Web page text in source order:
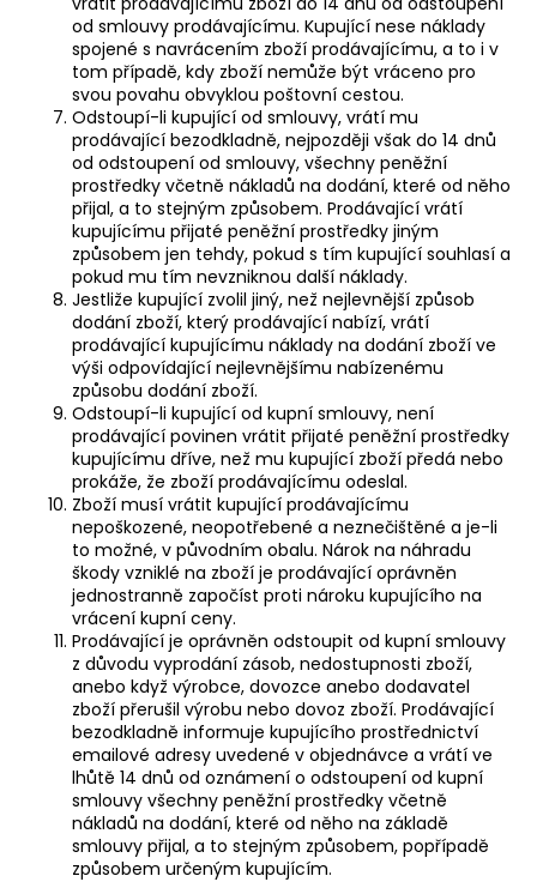
od smlouvy prodávajícímu. Kupující nese náklady
spojené s navrácením zboží prodávajícímu, a to i v
tom případě, kdy zboží nemůže být vráceno pro
svou povahu obvyklou poštovní cestou.
Odstoupí-li kupující od smlouvy, vrátí mu
prodávající bezodkladně, nejpozději však do 14 dnů
od odstoupení od smlouvy, všechny peněžní
prostředky včetně nákladů na dodání, které od něho
přijal, a to stejným způsobem. Prodávající vrátí
kupujícímu přijaté peněžní prostředky jiným
způsobem jen tehdy, pokud s tím kupující souhlasí a
pokud mu tím nevzniknou další náklady.
Jestliže kupující zvolil jiný, než nejlevnější způsob
dodání zboží, který prodávající nabízí, vrátí
prodávající kupujícímu náklady na dodání zboží ve
výši odpovídající nejlevnějšímu nabízenému
způsobu dodání zboží.
Odstoupí-li kupující od kupní smlouvy, není
prodávající povinen vrátit přijaté peněžní prostředky
kupujícímu dříve, než mu kupující zboží předá nebo
prokáže, že zboží prodávajícímu odeslal.
Zboží musí vrátit kupující prodávajícímu
nepoškozené, neopotřebené a neznečištěné a je-li
to možné, v původním obalu. Nárok na náhradu
škody vzniklé na zboží je prodávající oprávněn
jednostranně započíst proti nároku kupujícího na
vrácení kupní ceny.
Prodávající je oprávněn odstoupit od kupní smlouvy
z důvodu vyprodání zásob, nedostupnosti zboží,
anebo když výrobce, dovozce anebo dodavatel
zboží přerušil výrobu nebo dovoz zboží. Prodávající
bezodkladně informuje kupujícího prostřednictví
emailové adresy uvedené v objednávce a vrátí ve
lhůtě 14 dnů od oznámení o odstoupení od kupní
smlouvy všechny peněžní prostředky včetně
nákladů na dodání, které od něho na základě
smlouvy přijal, a to stejným způsobem, popřípadě
způsobem určeným kupujícím.